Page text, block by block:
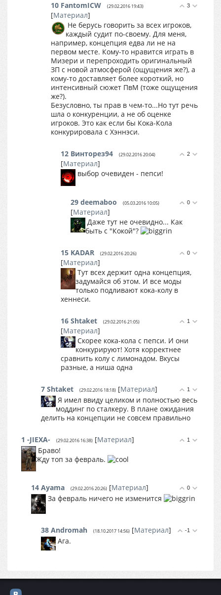
3
10 FantomICW (29.02.2016 19:43)
[Материал]
Не берусь говорить за всех игроков,
каждый судит по-своему. Для меня,
например, концепция едва ли не на
первом месте. Кому-то нравится играть в
Мизери и перепроходить оригинальный
ЗП с новой атмосферой (ощущения же?), а
кому-то доставляет более короткий, но
интенсивный сюжет ПвМ (тоже ощущения
же?).
Безусловно, ты прав в чем-то...Но тут речь
шла о конкуренции, а не об оценке
игроков. Это как если бы Кока-Кола
конкурировала с Хэннэси.
2
12 Винторез94 (29.02.2016 20:04)
[Материал]
выбор очевиден - пепси!
0
29 deemaboo (05.03.2016 10:05)
[Материал]
Даже тут не очевидно... Как
быть с "Кокой"?
0
15 KADAR (29.02.2016 20:26)
[Материал]
Тут всех держит одна концепция,
задумайся об этом. И все моды
только подливают кока-колу в
хеннеси.
1
16 Shtaket (29.02.2016 21:05)
[Материал]
Скорее кока-кола с пепси. И они
конкурируют! Хотя корректнее
сравнить колу с лимонадом. Вкусы
разные, а ниша одна
1
7 Shtaket (29.02.2016 18:18) [Материал]
Я имел ввиду целиком и полностью весь
моддинг по сталкеру. В плане ожидания
делить на концепции не совсем правильно
1
1 -JIEXA- (29.02.2016 16:38) [Материал]
Браво!
Жду топ за февраль.
0
14 Ayama (29.02.2016 20:26) [Материал]
За февраль ничего не изменится
-1
38 Andromah (18.10.2017 14:56) [Материал]
Ага.